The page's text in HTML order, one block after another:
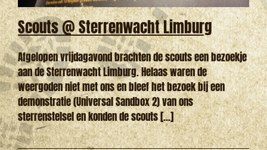
Scouts @ Sterrenwacht Limburg
Afgelopen vrijdagavond brachten de scouts een bezoekje
aan de Sterrenwacht Limburg. Helaas waren de
weergoden niet met ons en bleef het bezoek bij een
demonstratie (Universal Sandbox 2) van ons
sterrenstelsel en konden de scouts [...]